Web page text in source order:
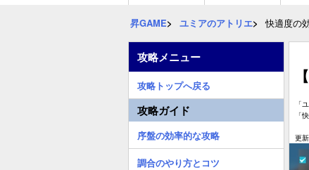
昇GAME ユミアのアトリエ 快適度の
「
「
更
攻略メニュー
攻略トップへ戻る
攻略ガイド
序盤の効率的な攻略
調合のやり方とコツ